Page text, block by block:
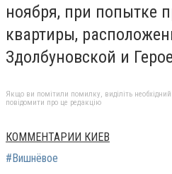
ноября, при попытке
квартиры,
Здолбуновской и
Якщо ви помітили помилку, виділіть
повідомити про це редакцію
КОММЕНТАРИИ КИЕВ
#Вишнёвое